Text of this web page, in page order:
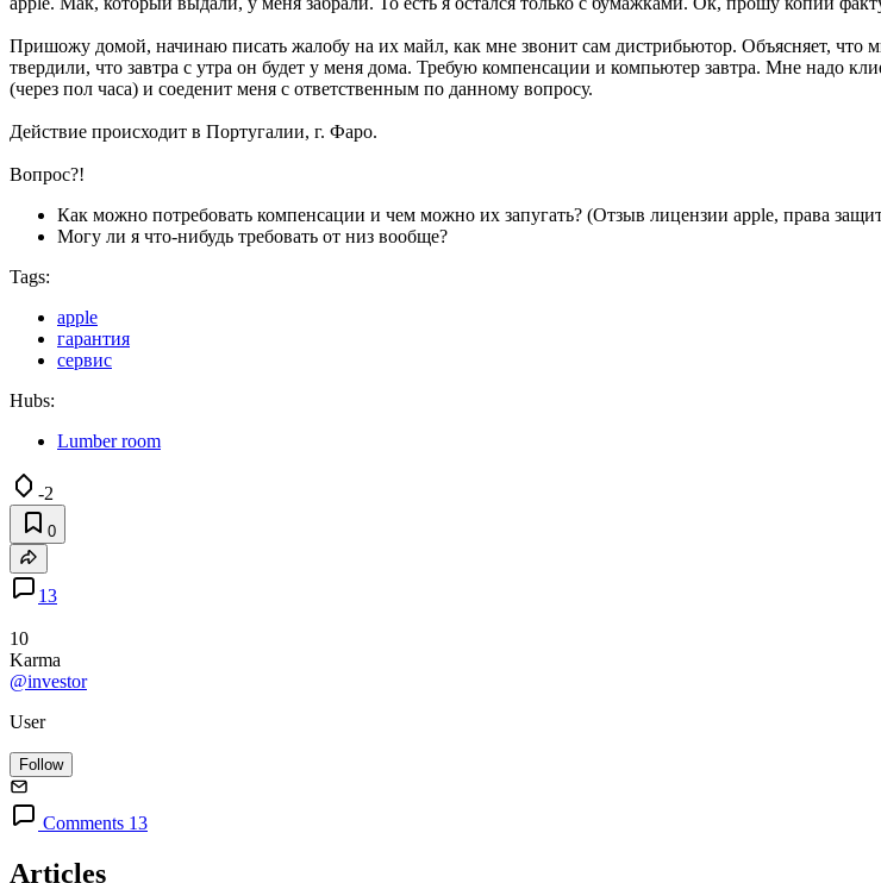
Пришожу домой, начинаю писать жалобу на их майл, как мне звонит сам дистрибьютор. Объясняет, что
твердили, что завтра с утра он будет у меня дома. Требую компенсации и компьютер завтра. Мне надо
(через пол часа) и соеденит меня с ответственным по данному вопросу.
Действие происходит в Португалии, г. Фаро.
Вопрос?!
Как можно потребовать компенсации и чем можно их запугать? (Отзыв лицензии apple, права
Могу ли я что-нибудь требовать от низ вообще?
Tags:
apple
гарантия
сервис
Hubs:
Lumber room
-2
0
13
10
Karma
@investor
User
Follow
Comments 13
Articles